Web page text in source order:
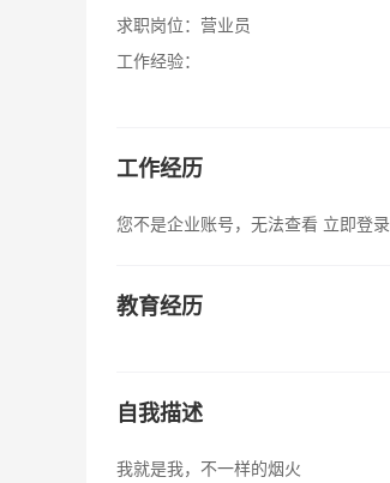
求职岗位： 营业员
工作经验：
工作经历
您不是企业账号，无法查看 立即登录
教育经历
自我描述
我就是我，不一样的烟火